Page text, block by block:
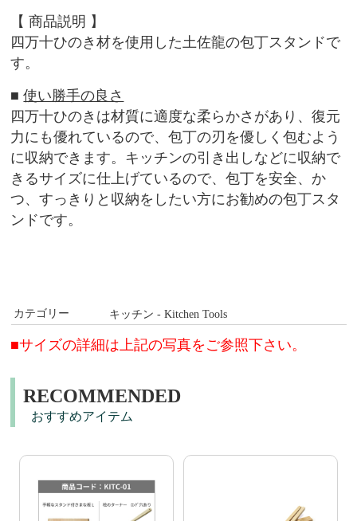
【 商品説明 】
四万十ひのき材を使用した土佐龍の包丁スタンドで
す。
■使い勝手の良さ
四万十ひのきは材質に適度な柔らかさがあり、復元
力にも優れているので、包丁の刃を優しく包むよう
に収納できます。キッチンの引き出しなどに収納で
きるサイズに仕上げているので、包丁を安全、か
つ、すっきりと収納をしたい方にお勧めの包丁スタ
ンドです。
カテゴリー キッチン - Kitchen Tools
■サイズの詳細は上記の写真をご参照下さい。
RECOMMENDED
おすすめアイテム